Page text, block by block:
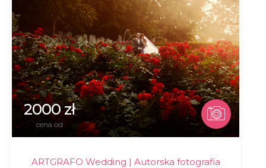
2000 zł
cena od
ARTGRAFO Wedding | Autorska fotografia